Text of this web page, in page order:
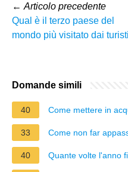
← Articolo precedente
Qual è il terzo paese del
mondo più visitato dai
Domande simili
40 Come mettere in
33 Come non far
40 Quante volte l'anno